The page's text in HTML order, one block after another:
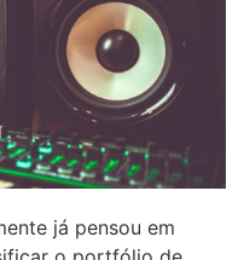
já pensou em